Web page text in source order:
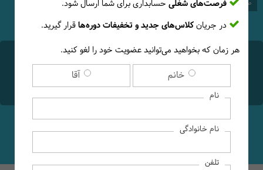
5 دلیل برای تغییر رشته به
MBA
صفحه اصلی وبلاگ
فرصت‌های شغلی حسابداری برای شما ارسال شود.
در جریانکلاس‌های جدید و تخفیفات دوره‌هاقرار گیرید.
هر زمان که بخواهید می‌توانید عضویت خود را لغو کنید.
خانم آقا
نام
نام خانوادگی
تلفن